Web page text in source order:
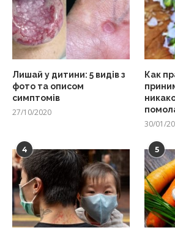
Лишай у дитини: 5 видів з
фото та описом
симптомів
27/10/2020
Как
30/01/
4 5